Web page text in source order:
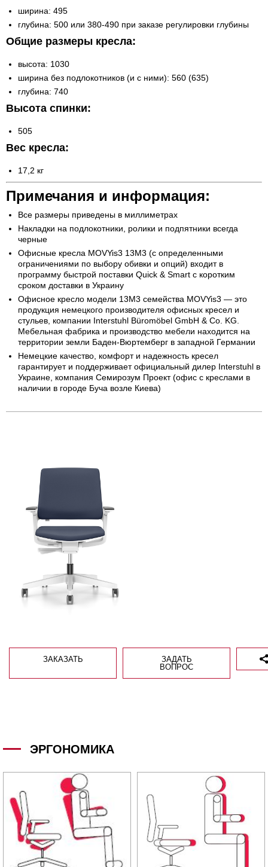
ширина: 495
глубина: 500 или 380-490 при заказе регулировки глубины
Общие размеры кресла:
высота: 1030
ширина без подлокотников (и с ними): 560 (635)
глубина: 740
Высота спинки:
505
Вес кресла:
17,2 кг
Примечания и информация:
Все размеры приведены в миллиметрах
Накладки на подлокотники, ролики и подпятники всегда
черные
Офисные кресла MOVYis3 13M3 (с определенными
ограничениями по выбору обивки и опций) входит в
программу быстрой поставки Quick & Smart с коротким
сроком доставки в Украину
Офисное кресло модели 13M3 семейства MOVYis3 — это
продукция немецкого производителя офисных кресел и
стульев, компании Interstuhl Büromöbel GmbH & Co. KG.
Мебельная фабрика и производство мебели находится на
территории земли Баден-Вюртемберг в западной Германии
Немецкие качество, комфорт и надежность кресел
гарантирует и поддерживает официальный дилер Interstuhl в
Украине, компания Семирозум Проект (офис с креслами в
наличии в городе Буча возле Киева)
ЗАКАЗАТЬ
ЗАДАТЬ
ВОПРОС
ЭРГОНОМИКА